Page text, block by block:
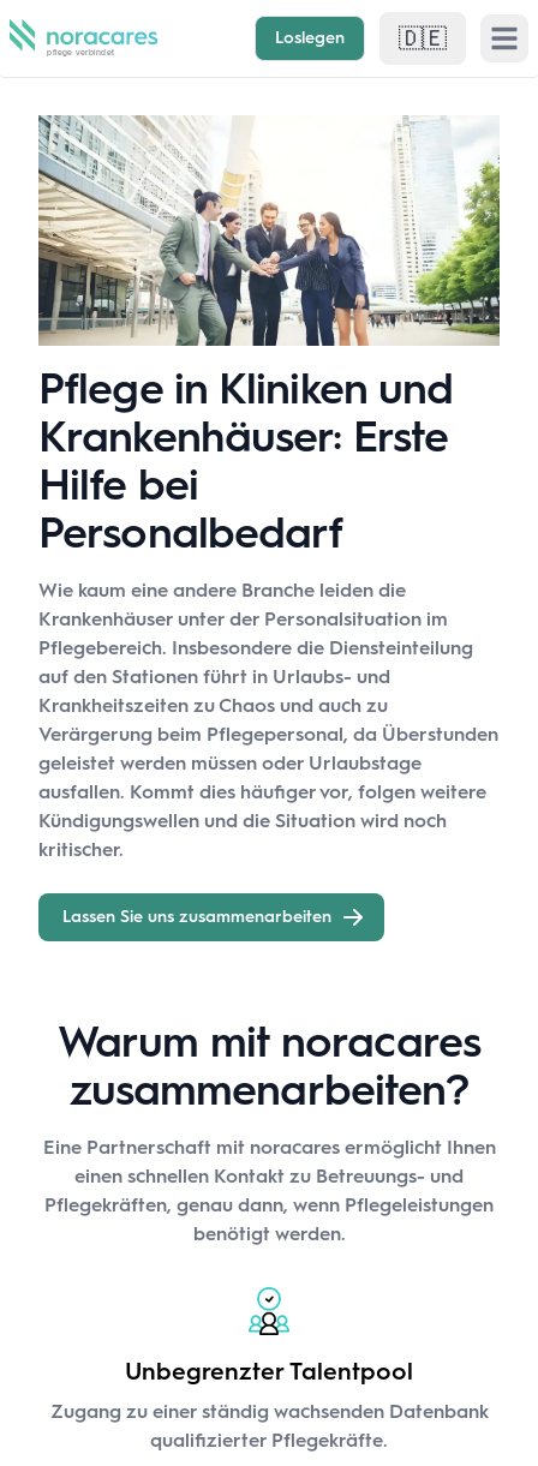
Loslegen 🇩🇪 Open
Pflege in Kliniken und
Krankenhäuser: Erste
Hilfe bei
Personalbedarf
Wie kaum eine andere Branche leiden die
Krankenhäuser unter der Personalsituation im
Pflegebereich. Insbesondere die Diensteinteilung
auf den Stationen führt in Urlaubs- und
Krankheitszeiten zu Chaos und auch zu
Verärgerung beim Pflegepersonal, da Überstunden
geleistet werden müssen oder Urlaubstage
ausfallen. Kommt dies häufiger vor, folgen weitere
Kündigungswellen und die Situation wird noch
kritischer.
Lassen Sie uns zusammenarbeiten
Warum mit noracares
zusammenarbeiten?
Eine Partnerschaft mit noracares ermöglicht Ihnen
einen schnellen Kontakt zu Betreuungs- und
Pflegekräften, genau dann, wenn Pflegeleistungen
benötigt werden.
Unbegrenzter Talentpool
Zugang zu einer ständig wachsenden Datenbank
qualifizierter Pflegekräfte.